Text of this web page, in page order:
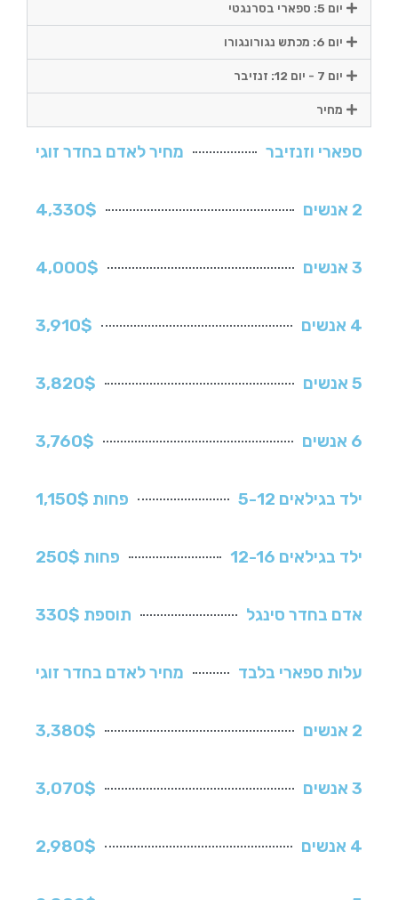
יום 5: ספארי בסרנגטי
יום 6: מכתש נגורונגורו
יום 7 - יום 12: זנזיבר
מחיר
ספארי וזנזיבר מחיר לאדם בחדר זוגי
2 אנשים 4,330$
3 אנשים 4,000$
4 אנשים 3,910$
5 אנשים 3,820$
6 אנשים 3,760$
ילד בגילאים 5-12 פחות 1,150$
ילד בגילאים 12-16 פחות 250$
אדם בחדר סינגל תוספת 330$
עלות ספארי בלבד מחיר לאדם בחדר זוגי
2 אנשים 3,380$
3 אנשים 3,070$
4 אנשים 2,980$